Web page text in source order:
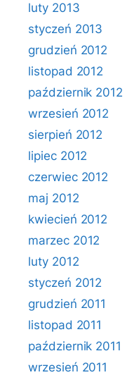
luty 2013
styczeń 2013
grudzień 2012
listopad 2012
październik 2012
wrzesień 2012
sierpień 2012
lipiec 2012
czerwiec 2012
maj 2012
kwiecień 2012
marzec 2012
luty 2012
styczeń 2012
grudzień 2011
listopad 2011
październik 2011
wrzesień 2011